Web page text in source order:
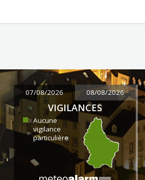
07/08/2026 08/08/2026
VIGILANCES
Aucune
vigilance
particulière